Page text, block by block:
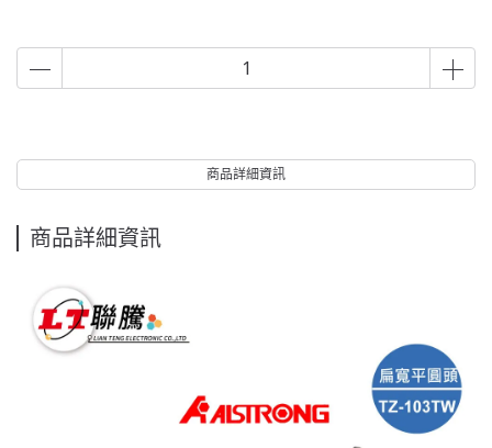
商品詳細資訊
商品詳細資訊